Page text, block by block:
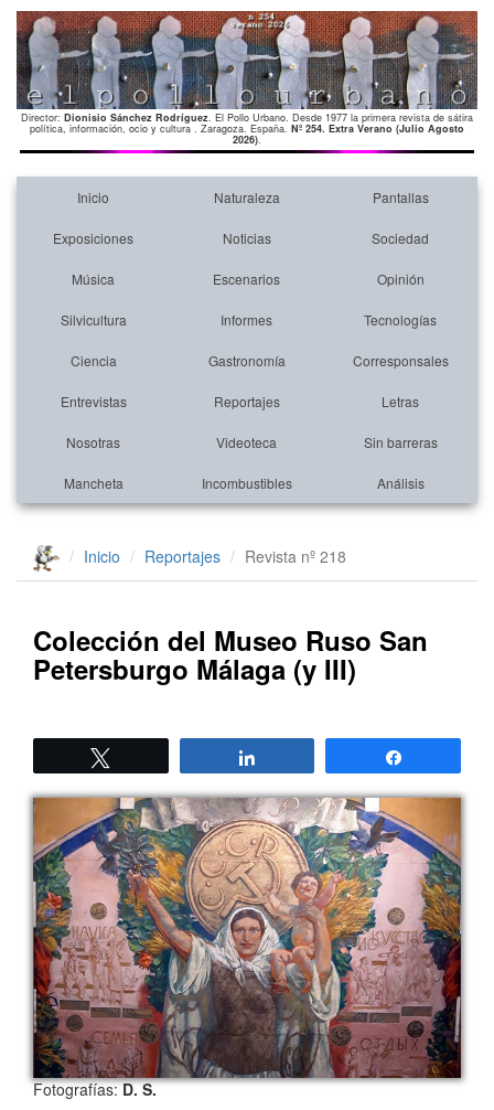
Director: Dionisio Sánchez Rodríguez. El Pollo Urbano. Desde 1977 la primera revista de sátira
política, información, ocio y cultura . Zaragoza. España. Nº 254. Extra Verano (Julio Agosto
2026).
Inicio Naturaleza Pantallas
Exposiciones Noticias Sociedad
Música Escenarios Opinión
Silvicultura Informes Tecnologías
Ciencia Gastronomía Corresponsales
Entrevistas Reportajes Letras
Nosotras Videoteca Sin barreras
Mancheta Incombustibles Análisis
Inicio Reportajes Revista nº 218
Colección del Museo Ruso San
Petersburgo Málaga (y III)
Fotografías:D. S.